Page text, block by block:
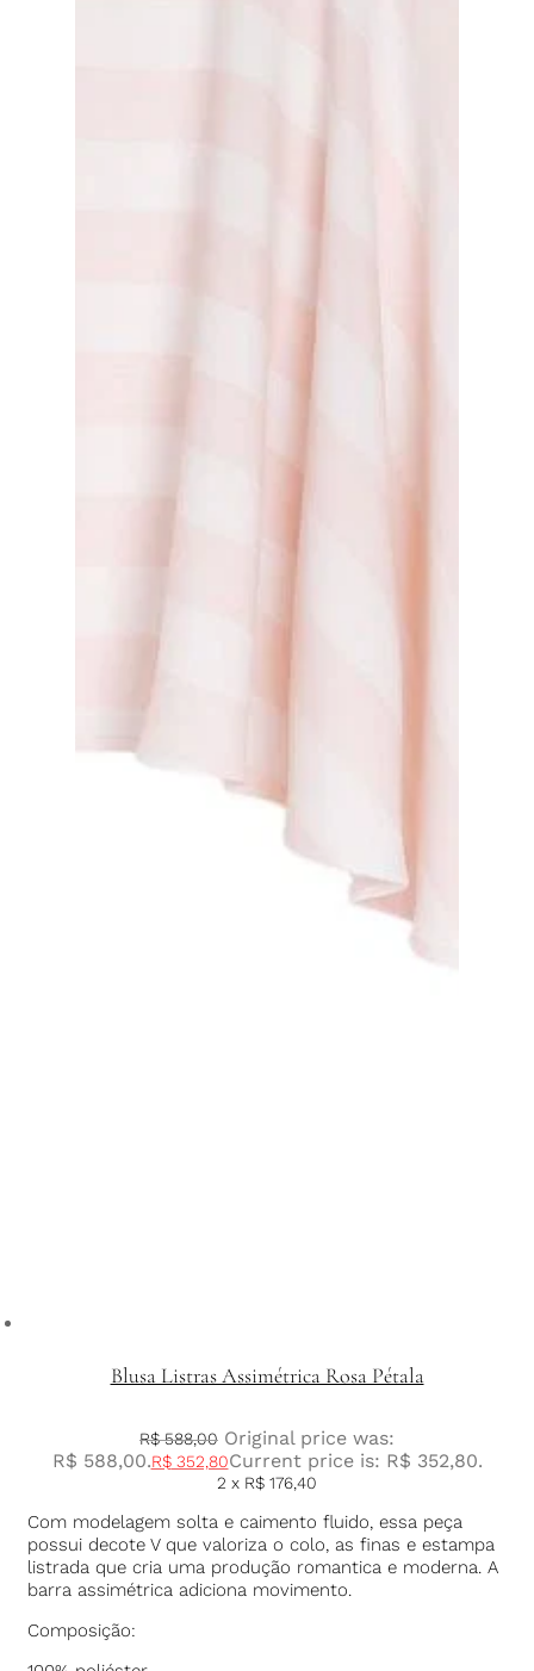
Blusa Listras Assimétrica Rosa Pétala
R$588,00 Original price was:
R$ 588,00.R$352,80Current price is: R$ 352,80.
2 x R$ 176,40
Com modelagem solta e caimento fluido, essa peça
possui decote V que valoriza o colo, as finas e estampa
listrada que cria uma produção romantica e moderna. A
barra assimétrica adiciona movimento.
Composição: